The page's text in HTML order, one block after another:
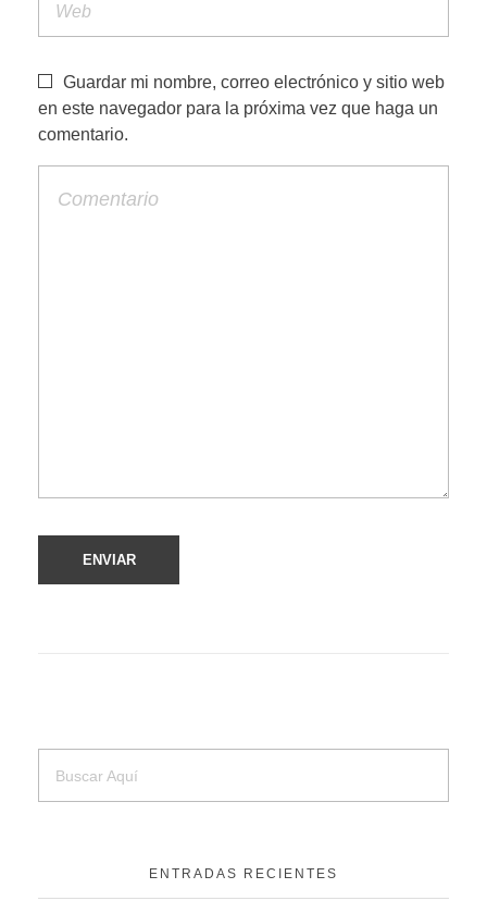
Guardar mi nombre, correo electrónico y sitio web
en este navegador para la próxima vez que haga un
comentario.
ENTRADAS RECIENTES